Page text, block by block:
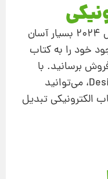
ایجاد کتاب‌های الکترونیکی در سال 2024 بسیار آسان
خود را به کتاب
برسانید. با
استفاده از پلتفرم‌هایی مانند Designrr، می‌توانید
الکترونیکی تبدیل